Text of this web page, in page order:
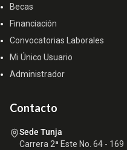
Becas
Financiación
Convocatorias Laborales
Mi Único Usuario
Administrador
Contacto
Sede Tunja
Carrera 2ª Este No. 64 - 169